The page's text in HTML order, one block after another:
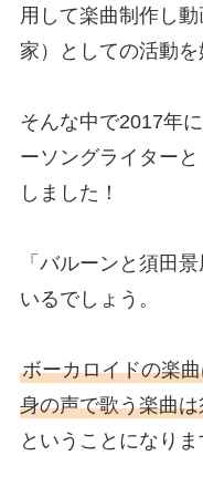
用して楽曲制作し
家）としての活動を
そんな中で2017年
ーソングライター
しました！
「バルーンと須田
いるでしょう。
ボーカロイドの楽
身の声で歌う楽曲
ということになりま